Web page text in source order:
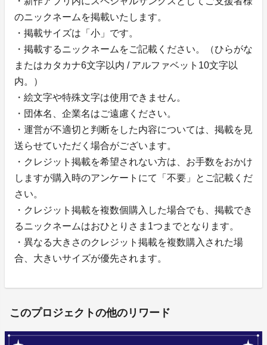
のニックネームを掲載いたします。
・掲載サイズは「小」です。
・掲載するニックネームをご記載ください。（ひらがな
またはカタカナ6文字以内 / アルファベット10文字以
内。）
・絵文字や特殊文字は使用できません。
・団体名、企業名はご遠慮ください。
・運営が不適切と判断をした内容については、掲載を見
送らせていただく場合がございます。
・クレジット掲載を希望されない方は、お手数をおかけ
しますが購入時のアンケートにて「不要」とご記載くだ
さい。
・クレジット掲載を複数個購入した場合でも、掲載でき
るニックネームはおひとりさま1つまでとなります。
・異なる大きさのクレジット掲載を複数購入された場
合、大きいサイズが優先されます。
このプロジェクトの他のリワード